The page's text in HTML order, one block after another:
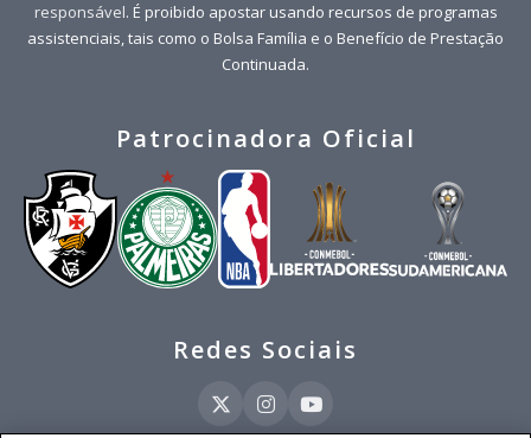
responsável. É proibido apostar usando recursos de programas
assistenciais, tais como o Bolsa Família e o Benefício de Prestação
Continuada.
Patrocinadora Oficial
Redes Sociais